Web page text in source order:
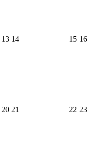
13 14 15 16
20 21 22 23